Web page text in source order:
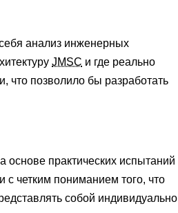
анализ инженерных
JMSC и где реально
что позволило бы разработать
практических испытаний
с четким пониманием того, что
собой индивидуально